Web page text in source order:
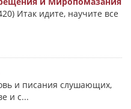
Итак идите, научите все
и писания слушающих,
и с...